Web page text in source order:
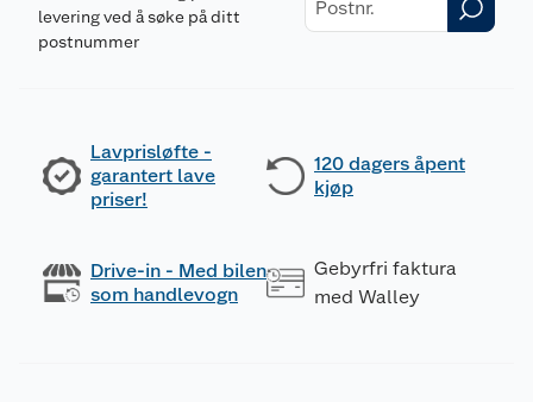
levering ved å søke på ditt
postnummer
Lavprisløfte -
garantert lave
priser!
120 dagers åpent
kjøp
Drive-in - Med bilen
som handlevogn
Gebyrfri faktura
med Walley